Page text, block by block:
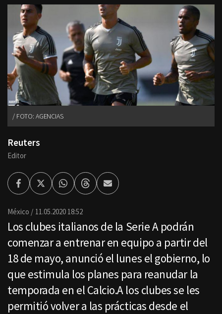
FOTO: AGENCIAS
Reuters
Editor
FacebookTwitterWhatsappThreadsEnviar
por
México 11.05.2020 18:52
Los clubes italianos de la Serie A podrán
comenzar a entrenar en equipo a partir del
18 de mayo, anunció el lunes el gobierno, lo
que estimula los planes para reanudar la
temporada en el Calcio.A los clubes se les
permitió volver a las prácticas desde el